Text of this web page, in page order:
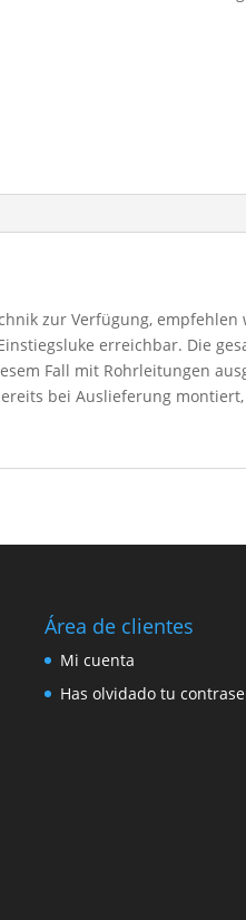
zur Verfügung,
erreichbar. Die
Fall mit Rohrleitungen
bei Auslieferung
Área de clientes
Mi cuenta
Has olvidado tu